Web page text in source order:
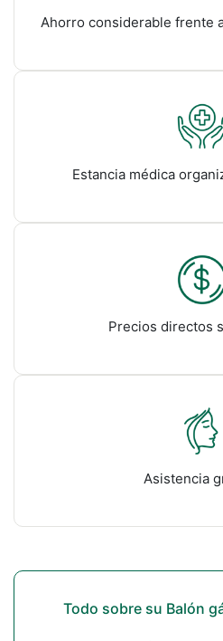
Ahorro considerable frente
Estancia médica
Precios directos
Asistencia
Todo sobre su Balón